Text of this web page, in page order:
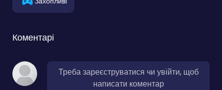
Коментарі
Треба зареєструватися чи увійти, щоб
написати коментар